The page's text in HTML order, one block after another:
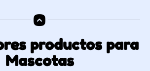
productos para
Mascotas